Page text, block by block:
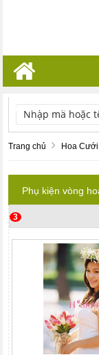
TÌM KIẾM
Trang chủ Hoa Cưới
Phụ kiện vòng
3